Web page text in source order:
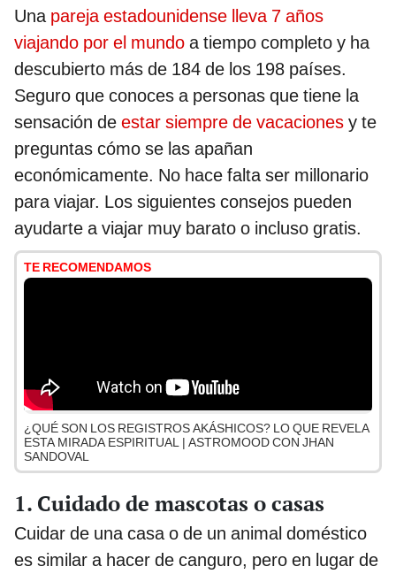
Una pareja estadounidense lleva 7 años
viajando por el mundo a tiempo completo y ha
descubierto más de 184 de los 198 países.
Seguro que conoces a personas que tiene la
sensación de estar siempre de vacaciones y te
preguntas cómo se las apañan
económicamente. No hace falta ser millonario
para viajar. Los siguientes consejos pueden
ayudarte a viajar muy barato o incluso gratis.
TE RECOMENDAMOS
¿QUÉ SON LOS REGISTROS AKÁSHICOS? LO QUE REVELA
ESTA MIRADA ESPIRITUAL | ASTROMOOD CON JHAN
SANDOVAL
1. Cuidado de mascotas o casas
Cuidar de una casa o de un animal doméstico
es similar a hacer de canguro, pero en lugar de